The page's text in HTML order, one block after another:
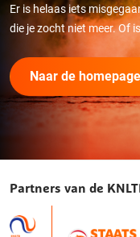
Er is helaas iets
die je zocht niet meer. Of
Naar de homepage
Partners van de